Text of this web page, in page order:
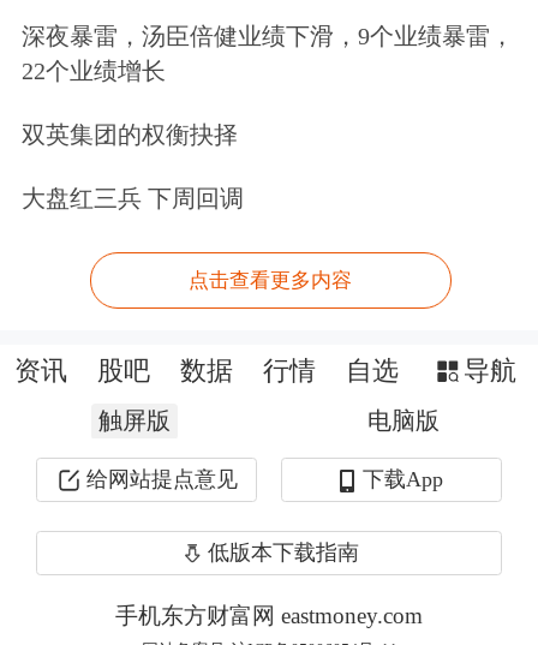
需方面，4-5月出口金额同比分别
+8.1%、+4.8%，增速相比3月“抢出
口”环境有所下行，中美5月进行贸易会
谈后关税降级的效果或需逐步显现，从
暖。综合来看，我们预计2025年二季度
放缓（1Q25全A/非金融归母净利润同
比增长+3.5%/+4.2%）。部分参考指标
包括：1）2025年1-5月工业企业利润同
比-1.1%，相比1-3月的+0.8%增速有所
回落。2）截至7月5日，根据中金公司
重点覆盖A股公司不完全统计（约1050
深夜暴雷，汤臣倍健业绩下滑，9个业绩暴雷，
22个业绩增长
双英集团的权衡抉择
大盘红三兵 下周回调
点击查看更多内容
资讯 股吧 数据 行情 自选 导航
触屏版 电脑版
给网站提点意见 下载App
低版本下载指南
手机东方财富网 eastmoney.com